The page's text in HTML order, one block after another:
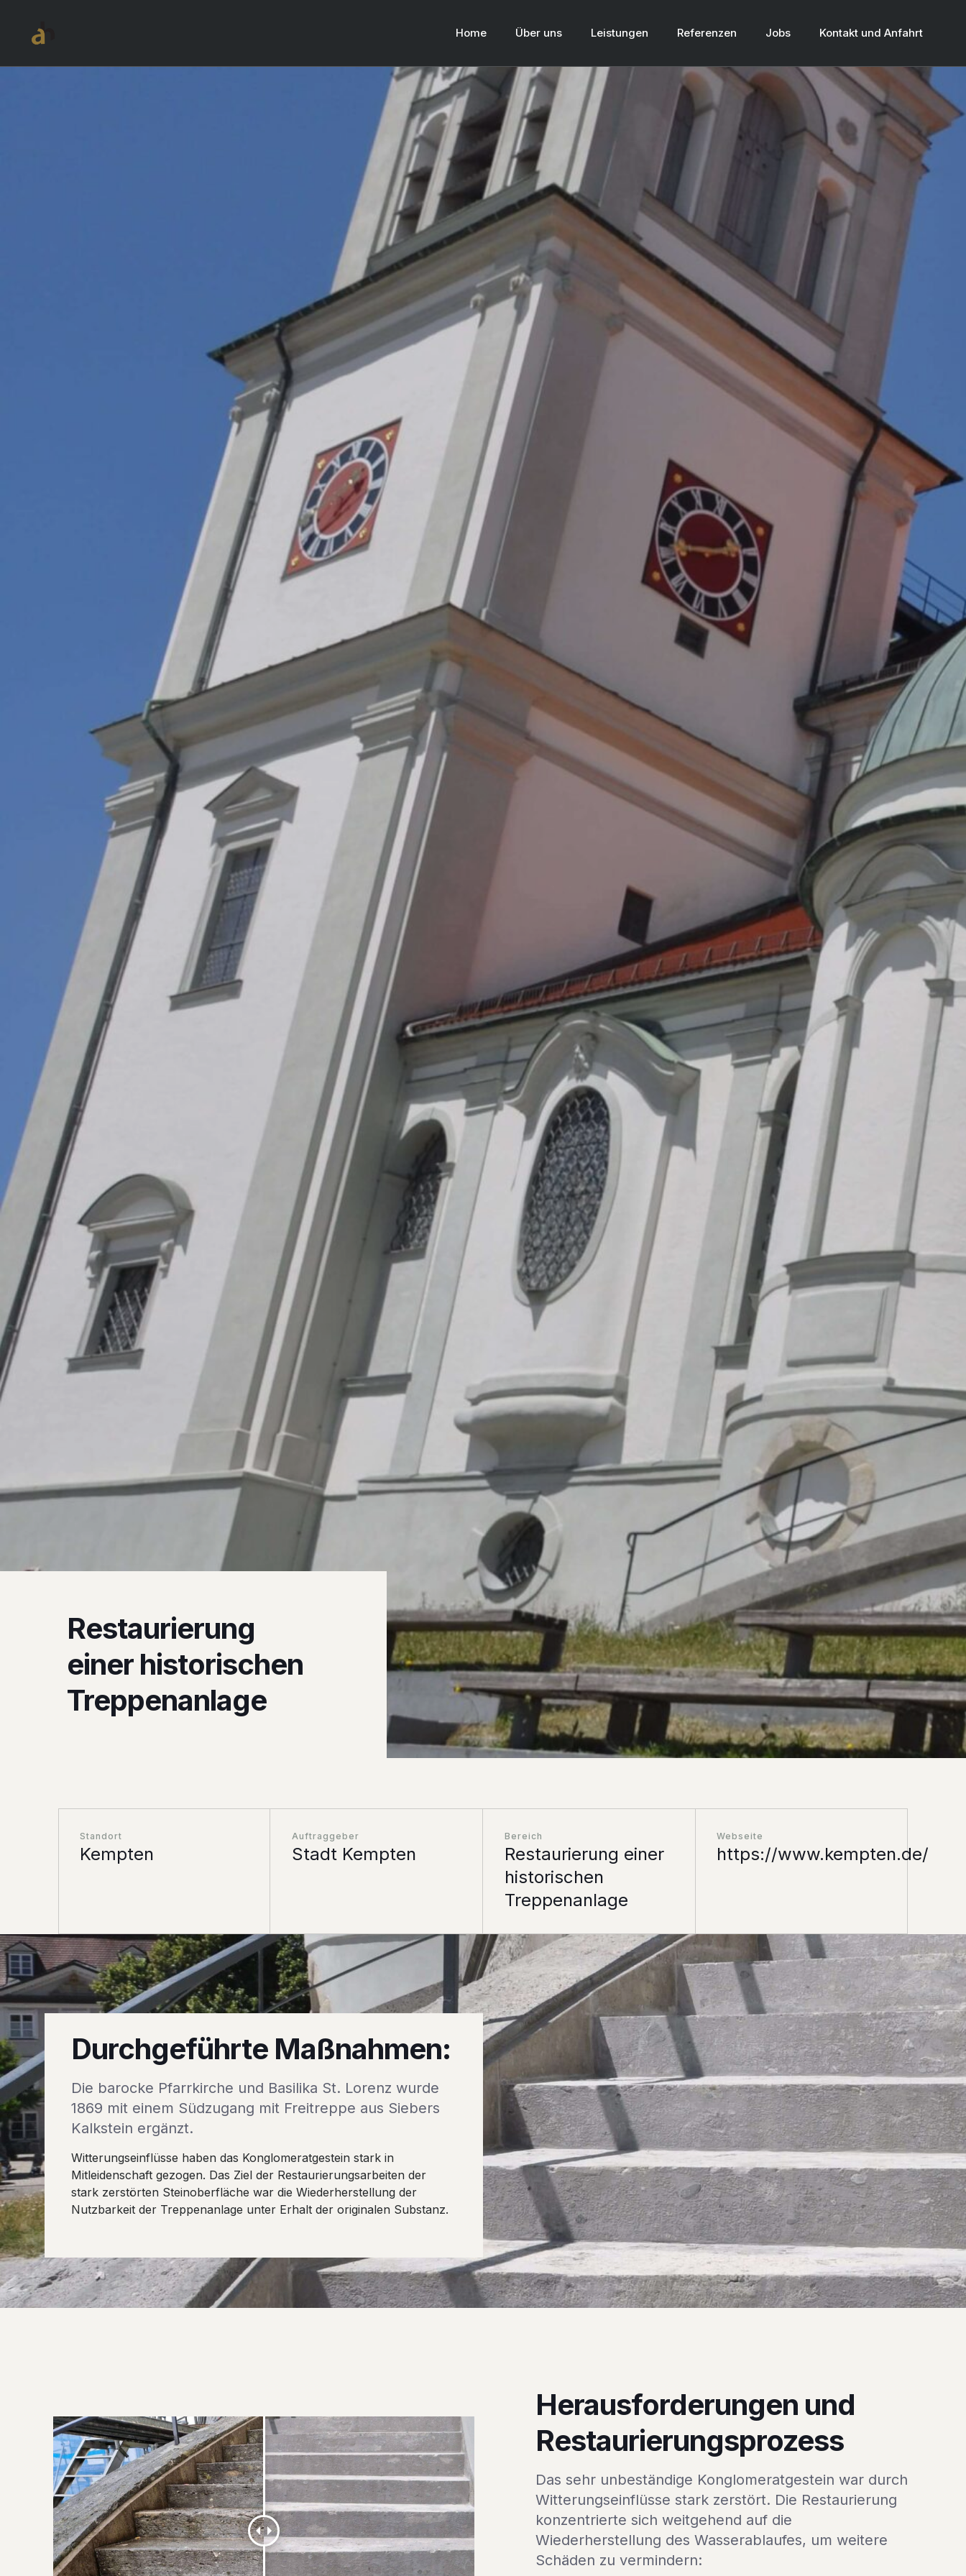
Home Über uns Leistungen Referenzen Jobs Kontakt und Anfahrt
Restaurierung
einer historischen
Treppenanlage
Standort
Kempten
Auftraggeber
Stadt Kempten
Bereich
Restaurierung einer
historischen
Treppenanlage
Webseite
https://www.kempten.de/
Durchgeführte Maßnahmen:
Die barocke Pfarrkirche und Basilika St. Lorenz wurde
1869 mit einem Südzugang mit Freitreppe aus Siebers
Kalkstein ergänzt.
Witterungseinflüsse haben das Konglomeratgestein stark in
Mitleidenschaft gezogen. Das Ziel der Restaurierungsarbeiten der
stark zerstörten Steinoberfläche war die Wiederherstellung der
Nutzbarkeit der Treppenanlage unter Erhalt der originalen Substanz.
Herausforderungen und
Restaurierungsprozess
Das sehr unbeständige Konglomeratgestein war durch
Witterungseinflüsse stark zerstört. Die Restaurierung
konzentrierte sich weitgehend auf die
Wiederherstellung des Wasserablaufes, um weitere
Schäden zu vermindern: